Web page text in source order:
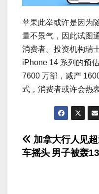
苹果此举或许是因为
量不景气，因此试图
消费者。投资机构瑞
iPhone 14 系列的预
7600 万部，减产
式，消费者或许会热
文
章
加拿大行人见
车摇头 男子被轰